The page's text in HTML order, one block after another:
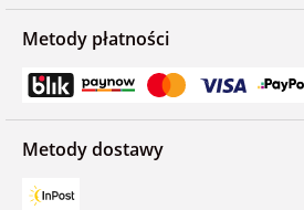
Metody płatności
Metody dostawy